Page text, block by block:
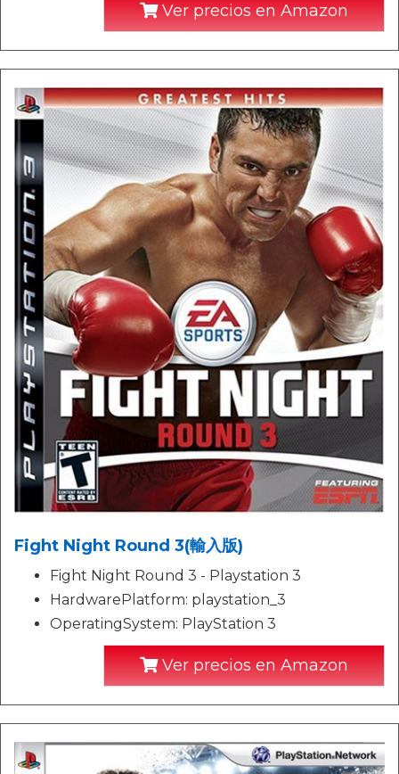
Ver precios en Amazon
Fight Night Round 3(輸入版)
Fight Night Round 3 - Playstation 3
HardwarePlatform: playstation_3
OperatingSystem: PlayStation 3
Ver precios en Amazon